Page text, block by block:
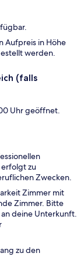
Aufpreis in Höhe
werden.
(falls
Uhr geöffnet.
zu
Zwecken.
Zimmer mit
Zimmer. Bitte
deine Unterkunft.
zu den